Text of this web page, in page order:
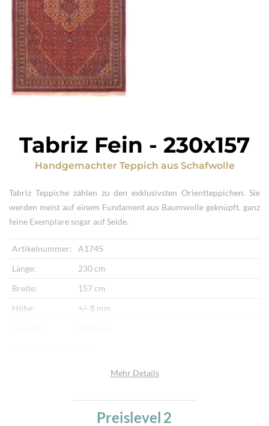
Tabriz Fein - 230x157
Handgemachter Teppich aus Schafwolle
Tabriz Teppiche zählen zu den exklusivsten Orientteppichen. Sie
werden meist auf einem Fundament aus Baumwolle geknüpft, ganz
feine Exemplare sogar auf Seide.
Artikelnummer:
A1745
Länge:
230 cm
Breite:
157 cm
Höhe:
+/- 8 mm
Mehr Details
Preislevel 2